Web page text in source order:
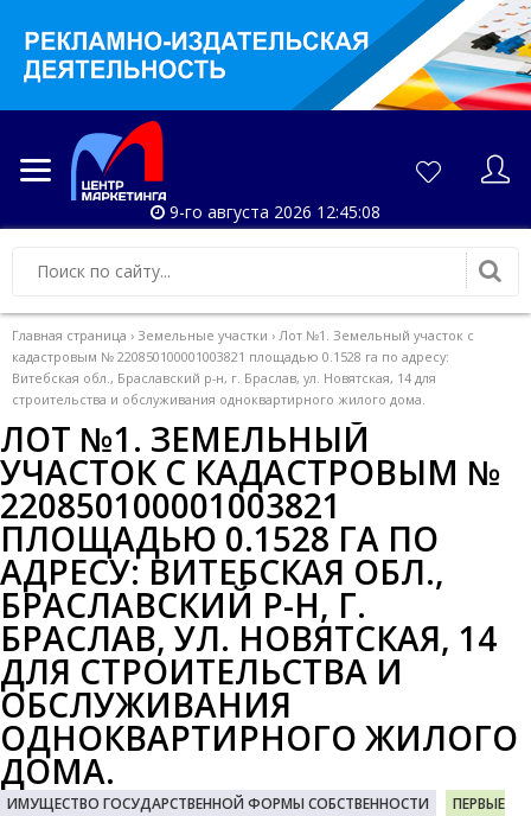
9-го августа 2026 12:45:09
Главная страница › Земельные участки › Лот №1. Земельный участок с
кадастровым № 220850100001003821 площадью 0.1528 га по адресу:
Витебская обл., Браславский р-н, г. Браслав, ул. Новятская, 14 для
строительства и обслуживания одноквартирного жилого дома.
ЛОТ №1. ЗЕМЕЛЬНЫЙ
УЧАСТОК С КАДАСТРОВЫМ №
220850100001003821
ПЛОЩАДЬЮ 0.1528 ГА ПО
АДРЕСУ: ВИТЕБСКАЯ ОБЛ.,
БРАСЛАВСКИЙ Р-Н, Г.
БРАСЛАВ, УЛ. НОВЯТСКАЯ, 14
ДЛЯ СТРОИТЕЛЬСТВА И
ОБСЛУЖИВАНИЯ
ОДНОКВАРТИРНОГО ЖИЛОГО
ДОМА.
ИМУЩЕСТВО ГОСУДАРСТВЕННОЙ ФОРМЫ СОБСТВЕННОСТИ
ПЕРВЫЕ